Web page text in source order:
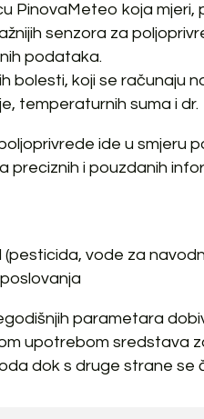
PinovaMeteo koja mjeri,
senzora za
podataka.
bolesti, koji se računaju
temperaturnih suma i dr.
ide u smjeru
preciznih i pouzdanih
vode za
parametara
upotrebom sredstava
dok s druge strane se